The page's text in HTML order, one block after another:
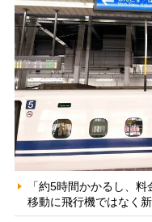
「約5時間かかるし、
移動に飛行機ではなく